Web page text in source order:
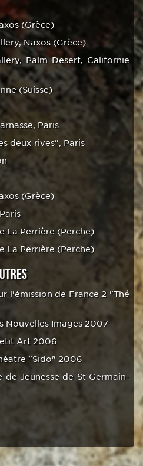
(Grèce)
Naxos (Grèce)
Palm Desert, Californie
(Suisse)
Paris
deux rives", Paris
(Grèce)
La Perrière (Perche)
La Perrière (Perche)
l'émission de France 2 "Thé
Nouvelles Images 2007
Art 2006
"Sido" 2006
Jeunesse de St Germain-